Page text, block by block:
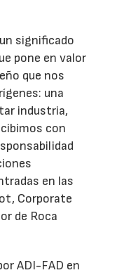
significado
pone en valor
que nos
una
industria,
con
en las
Corporate
de Roca
ADI-FAD en